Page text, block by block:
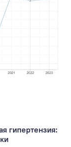
гипертензия: